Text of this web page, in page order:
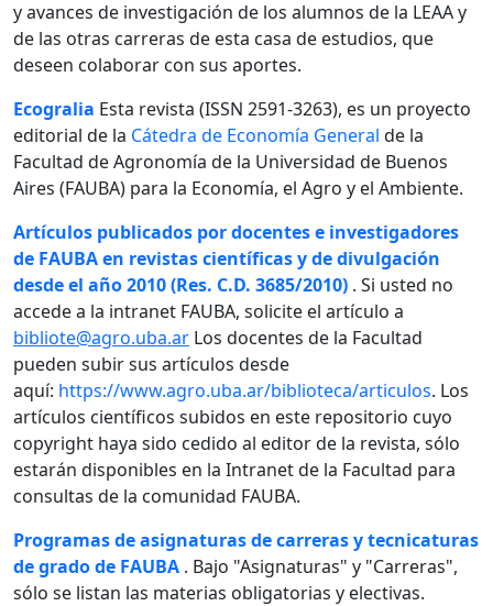
y avances de investigación de los alumnos de la LEAA y
de las otras carreras de esta casa de estudios, que
deseen colaborar con sus aportes.
Ecogralia Esta revista (ISSN 2591-3263), es un proyecto
editorial de la Cátedra de Economía General de la
Facultad de Agronomía de la Universidad de Buenos
Aires (FAUBA) para la Economía, el Agro y el Ambiente.
Artículos publicados por docentes e investigadores
de FAUBA en revistas científicas y de divulgación
desde el año 2010 (Res. C.D. 3685/2010) . Si usted no
accede a la intranet FAUBA, solicite el artículo a
bibliote@agro.uba.ar Los docentes de la Facultad
pueden subir sus artículos desde
aquí: https://www.agro.uba.ar/biblioteca/articulos. Los
artículos científicos subidos en este repositorio cuyo
copyright haya sido cedido al editor de la revista, sólo
estarán disponibles en la Intranet de la Facultad para
consultas de la comunidad FAUBA.
Programas de asignaturas de carreras y tecnicaturas
de grado de FAUBA . Bajo "Asignaturas" y "Carreras",
sólo se listan las materias obligatorias y electivas.